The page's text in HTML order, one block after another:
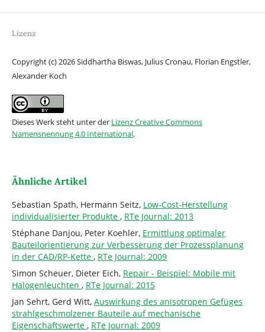
Lizenz
Copyright (c) 2026 Siddhartha Biswas, Julius Cronau, Florian Engstler,
Alexander Koch
Dieses Werk steht unter der Lizenz Creative Commons
Namensnennung 4.0 International.
Ähnliche Artikel
Sebastian Spath, Hermann Seitz, Low-Cost-Herstellung
individualisierter Produkte , RTe Journal: 2013
Stéphane Danjou, Peter Koehler, Ermittlung optimaler
Bauteilorientierung zur Verbesserung der Prozessplanung
in der CAD/RP-Kette , RTe Journal: 2009
Simon Scheuer, Dieter Eich, Repair - Beispiel: Mobile mit
Halogenleuchten , RTe Journal: 2015
Jan Sehrt, Gerd Witt, Auswirkung des anisotropen Gefüges
strahlgeschmolzener Bauteile auf mechanische
Eigenschaftswerte , RTe Journal: 2009